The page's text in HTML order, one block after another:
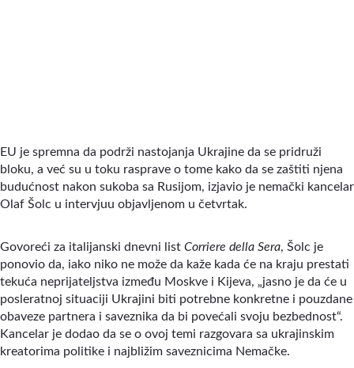
EU je spremna da podrži nastojanja Ukrajine da se pridruži
bloku, a već su u toku rasprave o tome kako da se zaštiti njena
budućnost nakon sukoba sa Rusijom, izjavio je nemački kancelar
Olaf Šolc u intervjuu objavljenom u četvrtak.
Govoreći za italijanski dnevni list Corriere della Sera, Šolc je
ponovio da, iako niko ne može da kaže kada će na kraju prestati
tekuća neprijateljstva između Moskve i Kijeva, „jasno je da će u
posleratnoj situaciji Ukrajini biti potrebne konkretne i pouzdane
obaveze partnera i saveznika da bi povećali svoju bezbednost“.
Kancelar je dodao da se o ovoj temi razgovara sa ukrajinskim
kreatorima politike i najbližim saveznicima Nemačke.